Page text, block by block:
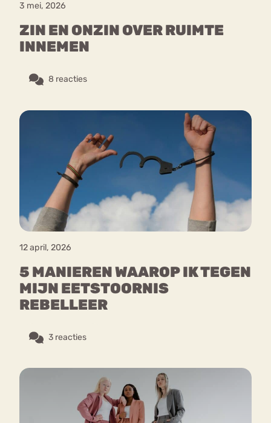
3 mei, 2026
ZIN EN ONZIN OVER RUIMTE
INNEMEN
8 reacties
12 april, 2026
5 MANIEREN WAAROP IK TEGEN
MIJN EETSTOORNIS
REBELLEER
3 reacties